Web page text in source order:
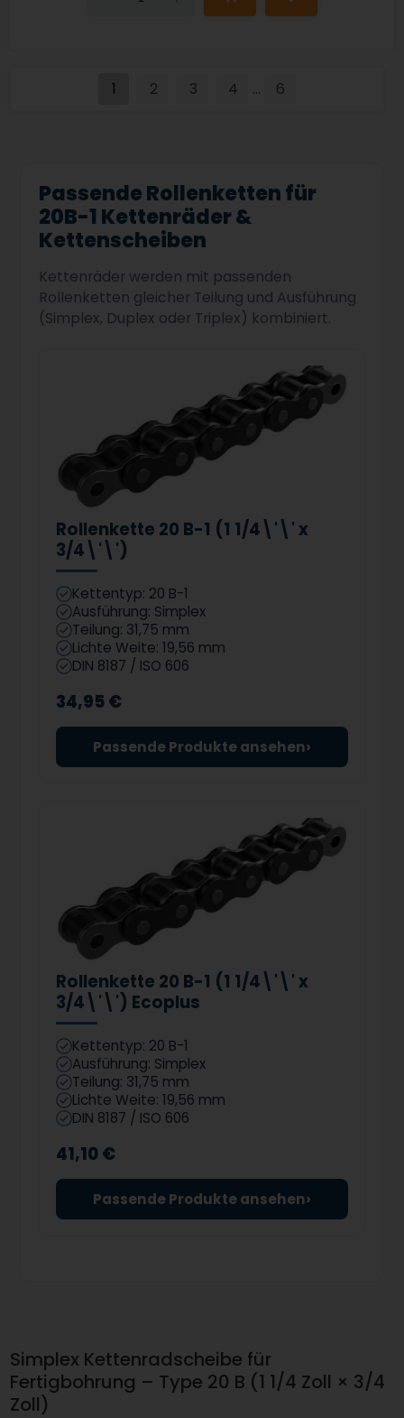
1 2 3 4 ... 6
Passende Rollenketten für
20B-1 Kettenräder &
Kettenscheiben
Kettenräder werden mit passenden
Rollenketten gleicher Teilung und Ausführung
(Simplex, Duplex oder Triplex) kombiniert.
Rollenkette 20 B-1 (1 1/4\'\' x
3/4\'\')
Kettentyp: 20 B-1
Ausführung: Simplex
Teilung: 31,75 mm
Lichte Weite: 19,56 mm
DIN 8187 / ISO 606
34,95 €
Passende Produkte ansehen›
Rollenkette 20 B-1 (1 1/4\'\' x
3/4\'\') Ecoplus
Kettentyp: 20 B-1
Ausführung: Simplex
Teilung: 31,75 mm
Lichte Weite: 19,56 mm
DIN 8187 / ISO 606
41,10 €
Passende Produkte ansehen›
Simplex Kettenradscheibe für
Fertigbohrung – Type 20 B (1 1/4 Zoll × 3/4
Zoll)